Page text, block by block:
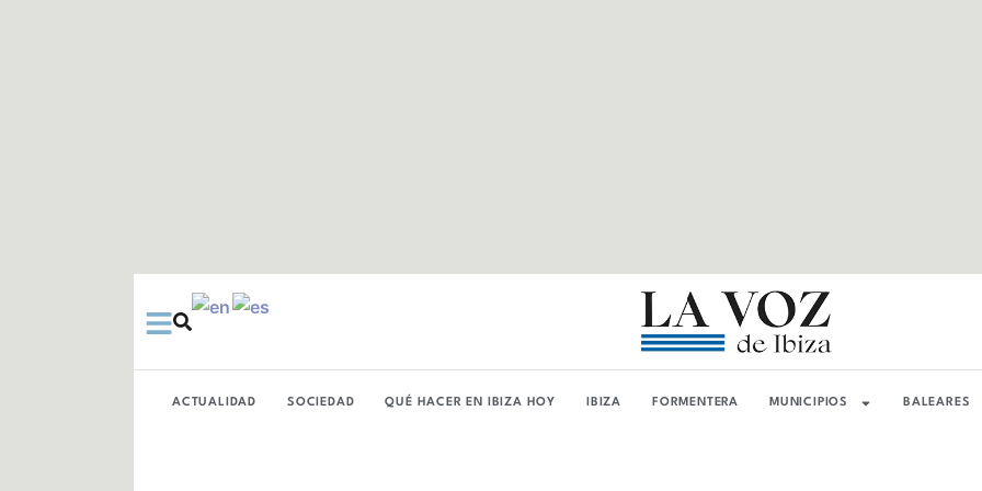
ACTUALIDAD SOCIEDAD QUÉ HACER EN IBIZA HOY IBIZA FORMENTERA MUNICIPIOS BALEARES